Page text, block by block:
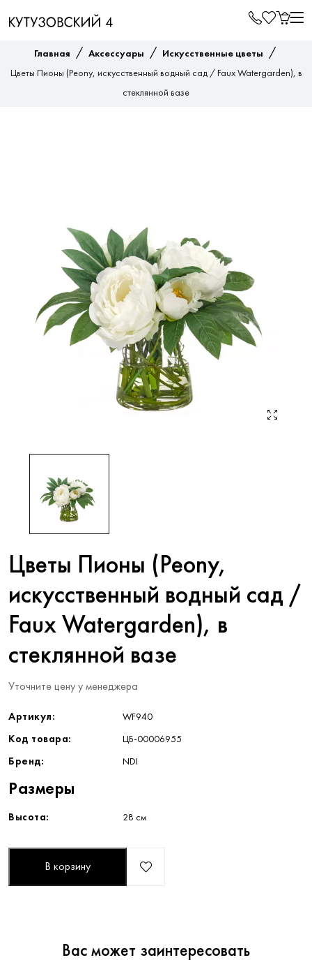
Главная / Аксессуары / Искусственные цветы /
Цветы Пионы (Peony, искусственный водный сад / Faux Watergarden), в
стеклянной вазе
Цветы Пионы (Peony,
искусственный водный сад /
Faux Watergarden), в
стеклянной вазе
Уточните цену у менеджера
Артикул: WF940
Код товара: ЦБ-00006955
Бренд: NDI
Размеры
Высота: 28 см
В корзину
Вас может заинтересовать